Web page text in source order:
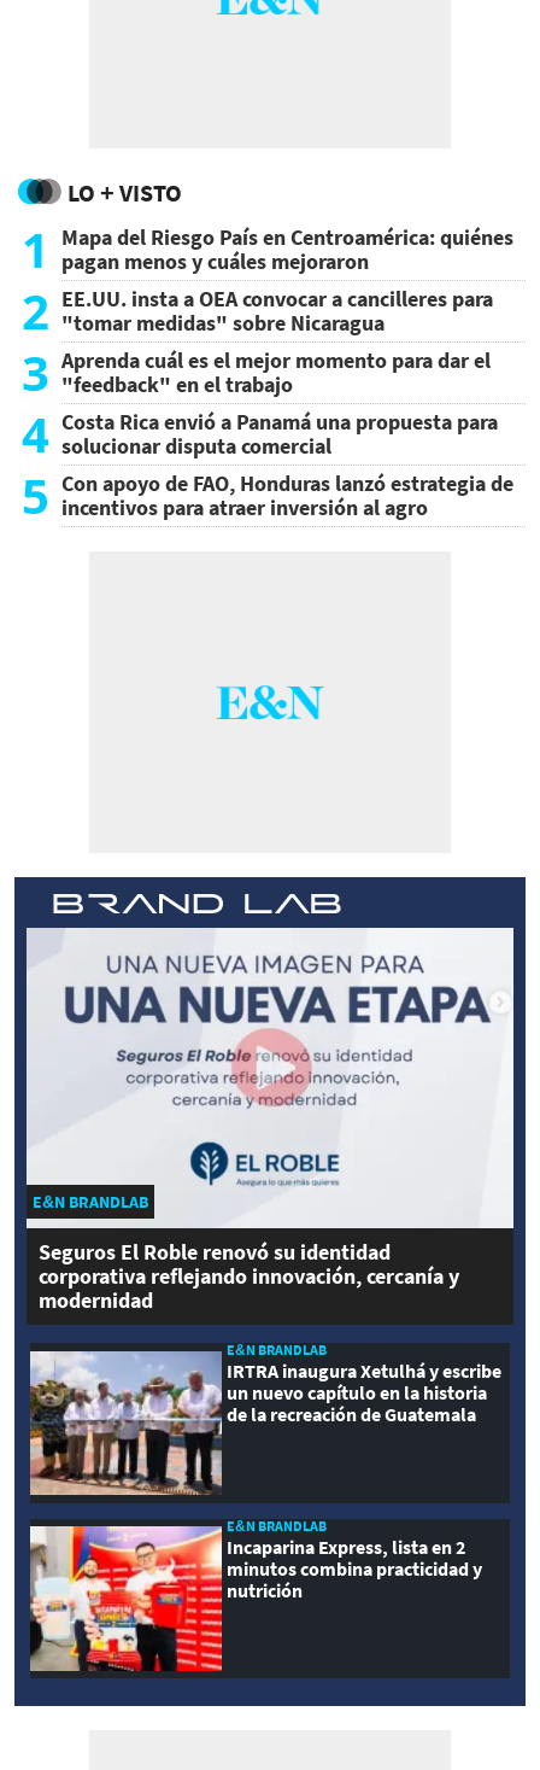
LO + VISTO
1
Mapa del Riesgo País en Centroamérica: quiénes
pagan menos y cuáles mejoraron
2 EE.UU. insta a OEA convocar a cancilleres para
"tomar medidas" sobre Nicaragua
3 Aprenda cuál es el mejor momento para dar el
"feedback" en el trabajo
4 Costa Rica envió a Panamá una propuesta para
solucionar disputa comercial
5 Con apoyo de FAO, Honduras lanzó estrategia de
incentivos para atraer inversión al agro
E&N BRANDLAB
Seguros El Roble renovó su identidad
corporativa reflejando innovación, cercanía y
modernidad
E&N BRANDLAB
IRTRA inaugura Xetulhá y escribe
un nuevo capítulo en la historia
de la recreación de Guatemala
E&N BRANDLAB
Incaparina Express, lista en 2
minutos combina practicidad y
nutrición